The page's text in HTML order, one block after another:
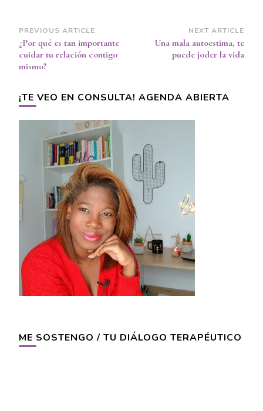
Post
Navigation
PREVIOUS ARTICLE
¿Por qué es tan importante
cuidar tu relación contigo
mismo?
NEXT ARTICLE
Una mala autoestima, te
puede joder la vida
¡TE VEO EN CONSULTA! AGENDA ABIERTA
ME SOSTENGO / TU DIÁLOGO TERAPÉUTICO